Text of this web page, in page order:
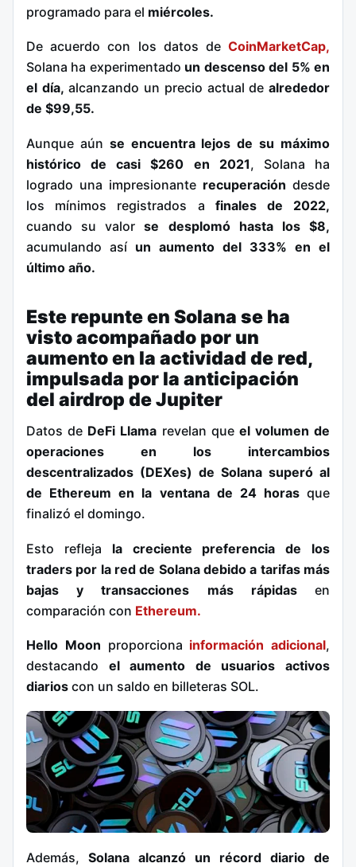
programado para el miércoles.
De acuerdo con los datos de CoinMarketCap,
Solana ha experimentado un descenso del 5% en
el día, alcanzando un precio actual dealrededor
de $99,55.
Aunque aún se encuentra lejos de su máximo
histórico de casi $260 en 2021, Solana ha
logrado una impresionante recuperación desde
los mínimos registrados a finales de 2022,
cuando su valorse desplomó hasta los $8,
acumulando así un aumento del 333% en el
último año.
Este repunte en Solana se ha
visto acompañado por un
aumento en la actividad de red,
impulsada por la anticipación
del airdrop de Jupiter
Datos de DeFi Llama revelan que el volumen de
operaciones en los intercambios
descentralizados (DEXes) de Solana superó al
de Ethereum en la ventana de 24 horasque
finalizó el domingo.
Esto refleja la creciente preferencia de los
traders por la red de Solana debido a tarifas más
bajas y transacciones más rápidasen
comparación con Ethereum.
Hello Moon proporciona información adicional,
destacando el aumento de usuarios activos
diarios con un saldo en billeteras SOL.
Además, Solana alcanzó un récord diario de